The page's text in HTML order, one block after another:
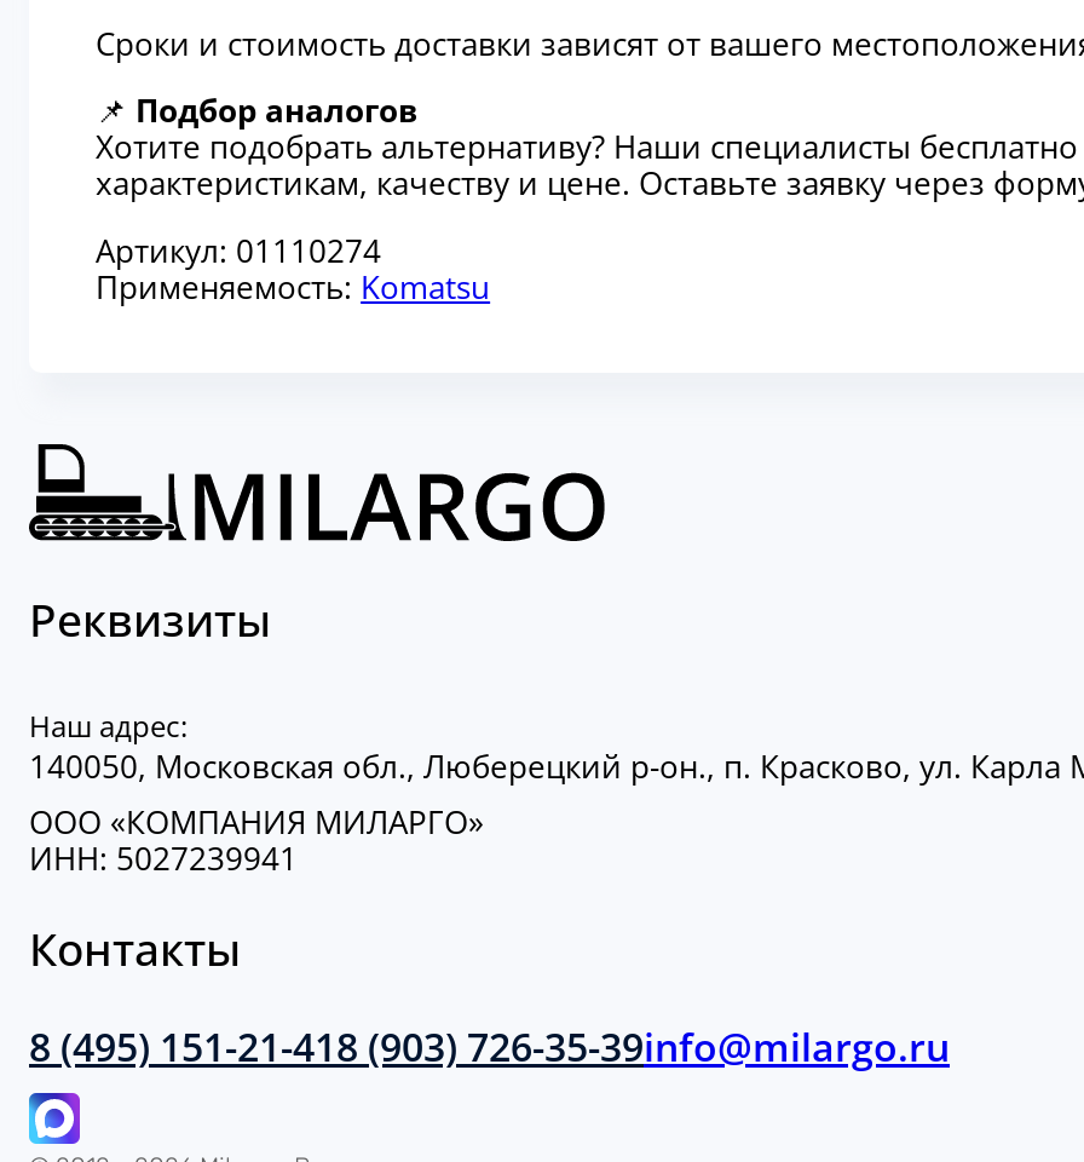
Сроки и стоимость доставки зависят от вашего
📌 Подбор аналогов
Хотите подобрать альтернативу? Наши специалисты
характеристикам, качеству и цене. Оставьте заявку через
Артикул: 01110274
Применяемость: Komatsu
Реквизиты
Наш адрес:
140050, Московская обл., Люберецкий р-он., п. Красково, ул. Карла
ООО «КОМПАНИЯ МИЛАРГО»
ИНН: 5027239941
Контакты
8 (495) 151-21-418 (903) 726-35-39info@milargo.ru